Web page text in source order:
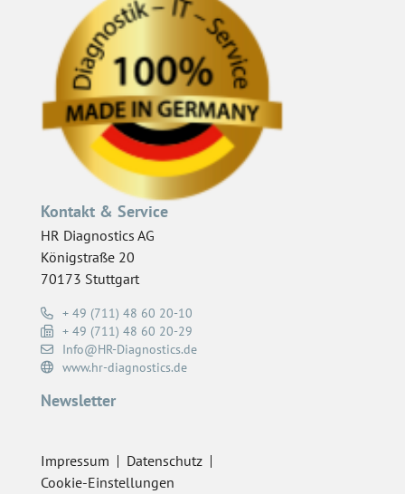
Kontakt & Service
HR Diagnostics AG
Königstraße 20
70173 Stuttgart
+ 49 (711) 48 60 20-10
+ 49 (711) 48 60 20-29
Info@HR-Diagnostics.de
www.hr-diagnostics.de
Newsletter
Impressum
Datenschutz
Cookie-Einstellungen